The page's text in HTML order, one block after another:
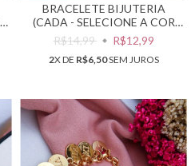
BRACELETE BIJUTERIA
(CADA - SELECIONE A COR
DESEJADA) #PB0301754
R$14,99 R$12,99
2X DE R$6,50SEM JUROS